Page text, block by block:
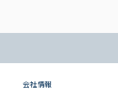
会社情報